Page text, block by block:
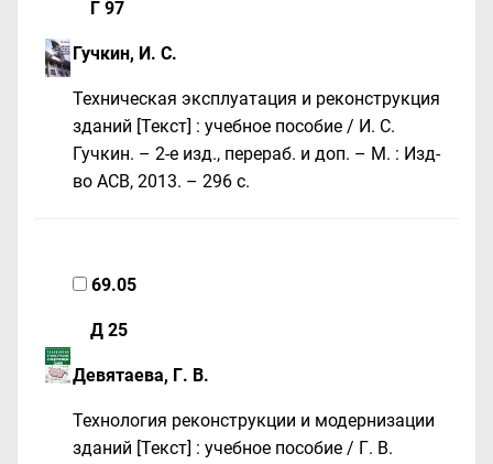
Г 97
Гучкин, И. С.
Техническая эксплуатация и реконструкция
зданий [Текст] : учебное пособие / И. С.
Гучкин. – 2-е изд., перераб. и доп. – М. : Изд-
во АСВ, 2013. – 296 с.
69.05
Д 25
Девятаева, Г. В.
Технология реконструкции и модернизации
зданий [Текст] : учебное пособие / Г. В.